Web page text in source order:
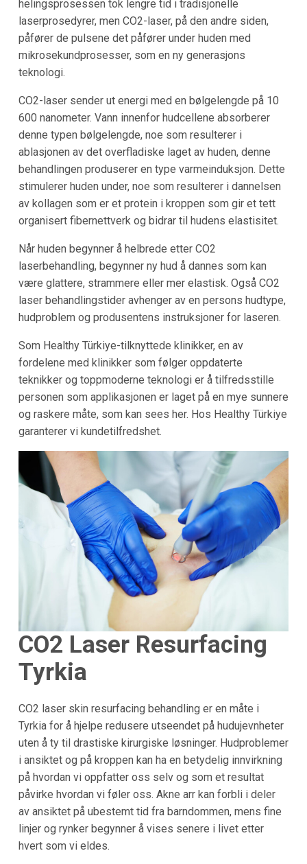
helingsprosessen tok lengre tid i tradisjonelle
laserprosedyrer, men CO2-laser, på den andre siden,
påfører de pulsene det påfører under huden med
mikrosekundprosesser, som en ny generasjons
teknologi.
CO2-laser sender ut energi med en bølgelengde på 10
600 nanometer. Vann innenfor hudcellene absorberer
denne typen bølgelengde, noe som resulterer i
ablasjonen av det overfladiske laget av huden, denne
behandlingen produserer en type varmeinduksjon. Dette
stimulerer huden under, noe som resulterer i dannelsen
av kollagen som er et protein i kroppen som gir et tett
organisert fibernettverk og bidrar til hudens elastisitet.
Når huden begynner å helbrede etter CO2
laserbehandling, begynner ny hud å dannes som kan
være glattere, strammere eller mer elastisk. Også CO2
laser behandlingstider avhenger av en persons hudtype,
hudproblem og produsentens instruksjoner for laseren.
Som Healthy Türkiye-tilknyttede klinikker, en av
fordelene med klinikker som følger oppdaterte
teknikker og toppmoderne teknologi er å tilfredsstille
personen som applikasjonen er laget på en mye sunnere
og raskere måte, som kan sees her. Hos Healthy Türkiye
garanterer vi kundetilfredshet.
CO2 Laser Resurfacing
Tyrkia
CO2 laser skin resurfacing behandling er en måte i
Tyrkia for å hjelpe redusere utseendet på hudujevnheter
uten å ty til drastiske kirurgiske løsninger. Hudproblemer
i ansiktet og på kroppen kan ha en betydelig innvirkning
på hvordan vi oppfatter oss selv og som et resultat
påvirke hvordan vi føler oss. Akne arr kan forbli i deler
av ansiktet på ubestemt tid fra barndommen, mens fine
linjer og rynker begynner å vises senere i livet etter
hvert som vi eldes.